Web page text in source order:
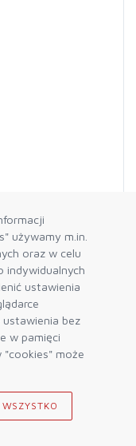
używamy m.in.
oraz w celu
indywidualnych
ustawienia
bez
w pamięci
"cookies" może
500ml